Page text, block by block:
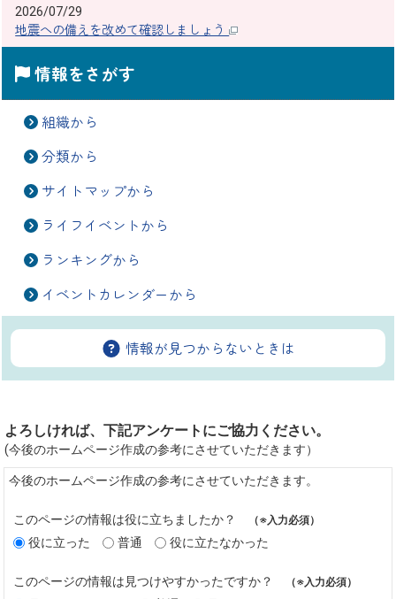
2026/07/29
地震への備えを改めて確認しましょう
情報をさがす
組織から
分類から
サイトマップから
ライフイベントから
ランキングから
イベントカレンダーから
情報が見つからないときは